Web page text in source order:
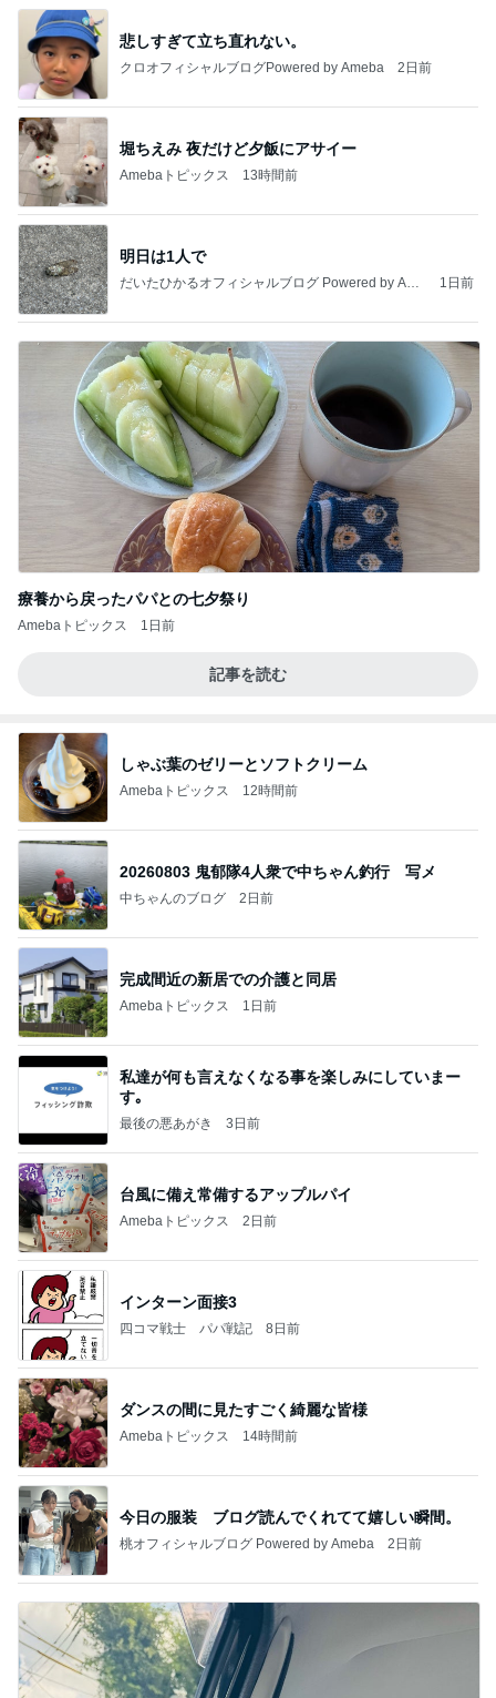
悲しすぎて立ち直れない。
クロオフィシャルブログPowered by Ameba 2日前
堀ちえみ 夜だけど夕飯にアサイー
Amebaトピックス 13時間前
明日は1人で
だいたひかるオフィシャルブログ Powered by Ame
1日前
療養から戻ったパパとの七夕祭り
Amebaトピックス 1日前
記事を読む
しゃぶ葉のゼリーとソフトクリーム
Amebaトピックス 12時間前
20260803 鬼郁隊4人衆で中ちゃん釣行 写メ
中ちゃんのブログ 2日前
完成間近の新居での介護と同居
Amebaトピックス 1日前
私達が何も言えなくなる事を楽しみにしていまー
す｡
最後の悪あがき 3日前
台風に備え常備するアップルパイ
Amebaトピックス 2日前
インターン面接3
四コマ戦士 パパ戦記 8日前
ダンスの間に見たすごく綺麗な皆様
Amebaトピックス 14時間前
今日の服装 ブログ読んでくれてて嬉しい瞬間。
桃オフィシャルブログ Powered by Ameba 2日前